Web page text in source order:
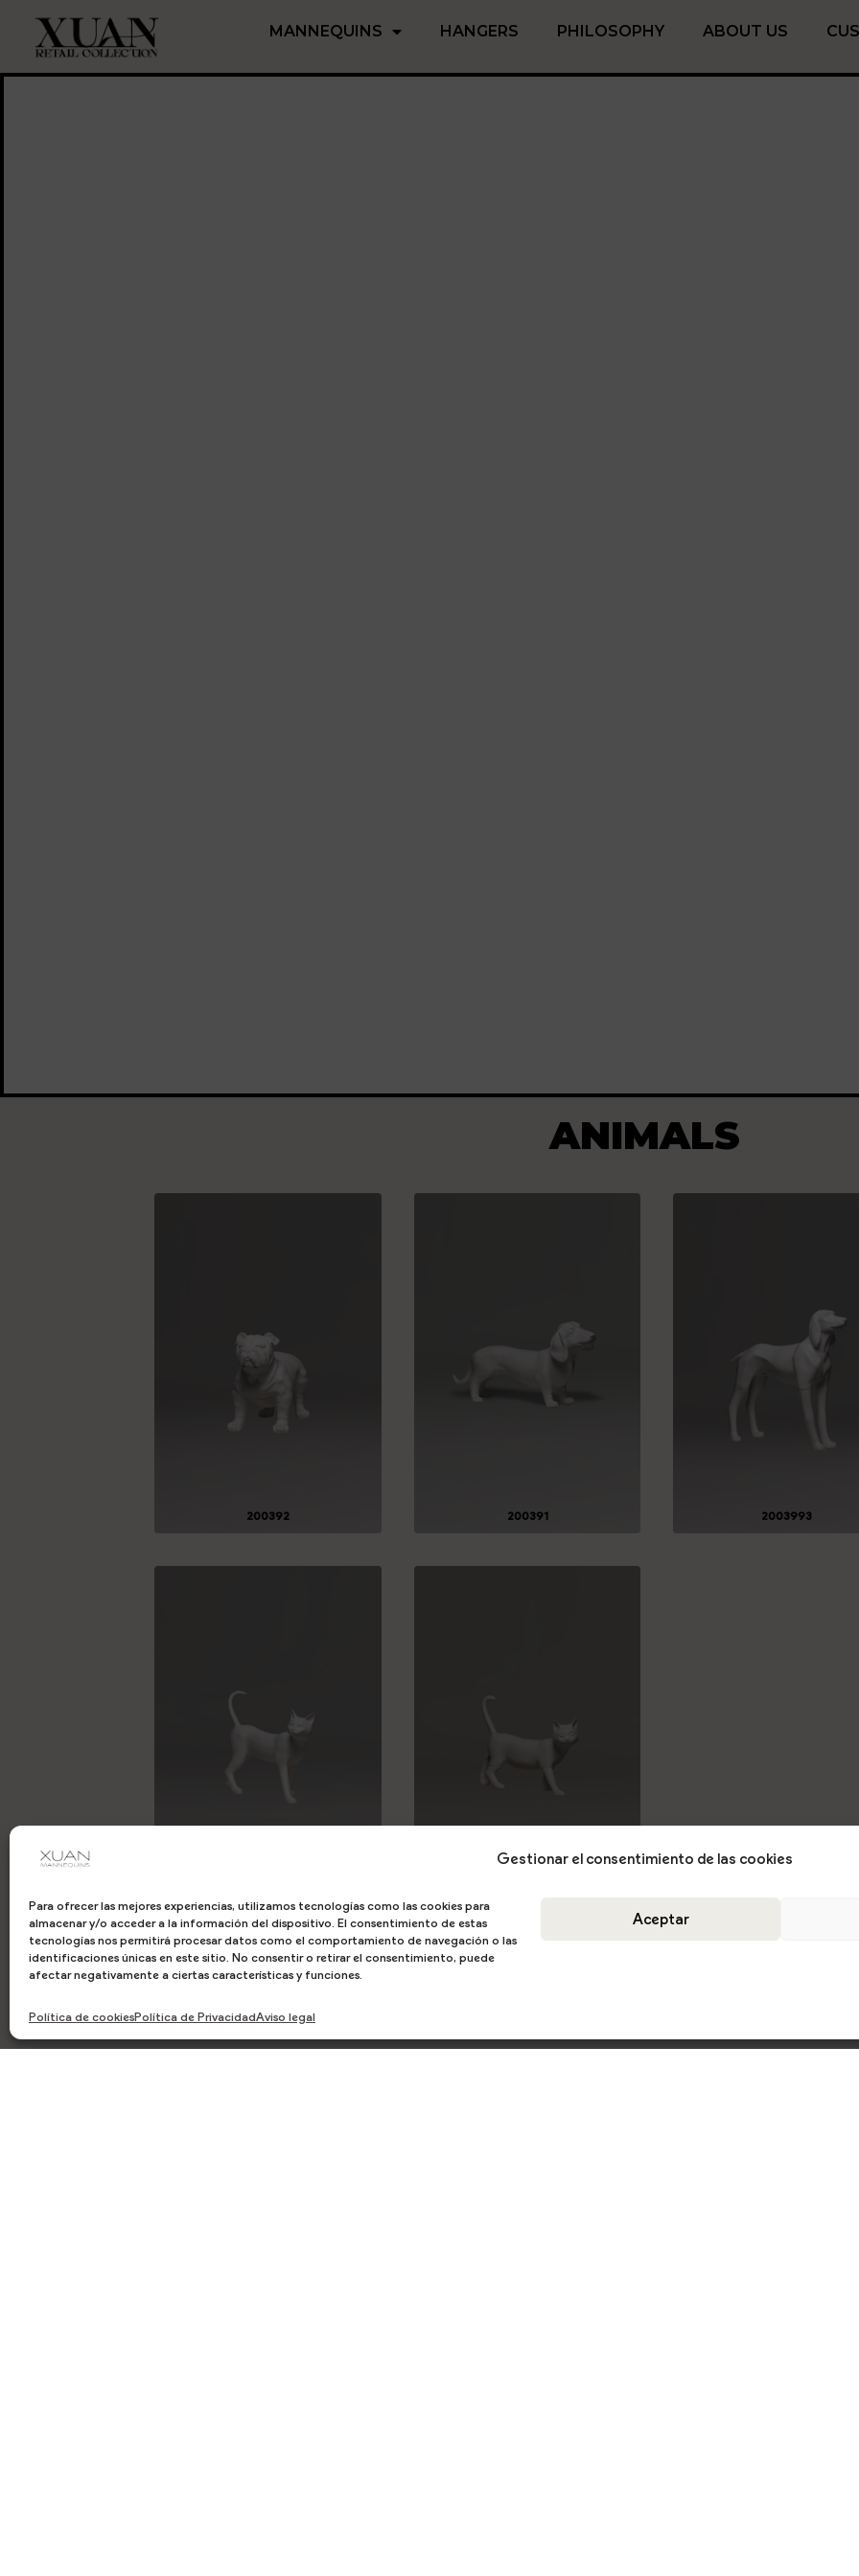
Gestionar el consentimiento de las cookies
Para ofrecer las mejores experiencias, utilizamos tecnologías como las cookies para
almacenar y/o acceder a la información del dispositivo. El consentimiento de estas
tecnologías nos permitirá procesar datos como el comportamiento de navegación o las
identificaciones únicas en este sitio. No consentir o retirar el consentimiento, puede
afectar negativamente a ciertas características y funciones.
Aceptar
Política de cookiesPolítica de PrivacidadAviso legal
MANNEQUINS HANGERS PHILOSOPHY ABOUT US
ANIMALS
200392 200391 2003993